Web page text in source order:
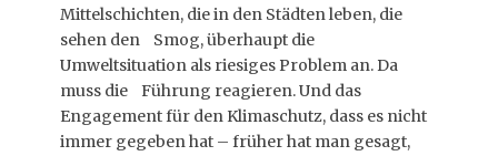
Mittelschichten, die in den Städten leben, die
sehen den Smog, überhaupt die
Umweltsituation als riesiges Problem an. Da
muss die Führung reagieren. Und das
Engagement für den Klimaschutz, dass es nicht
immer gegeben hat – früher hat man gesagt,